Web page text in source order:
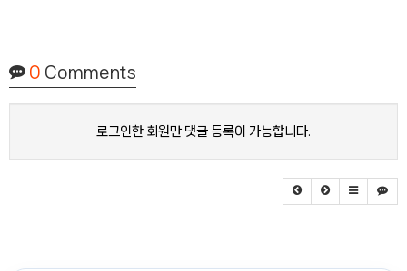
0 Comments
로그인한 회원만 댓글 등록이 가능합니다.